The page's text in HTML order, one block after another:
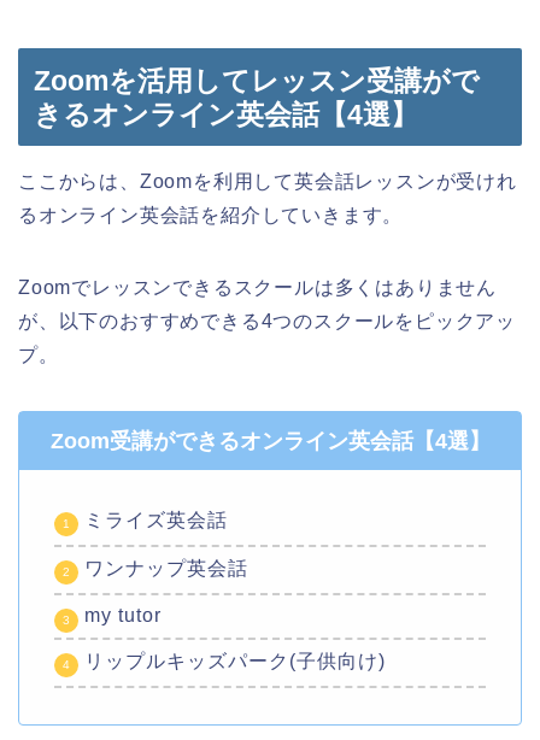
Zoomを活用してレッスン受講がで
きるオンライン英会話【4選】
ここからは、Zoomを利用して英会話レッスンが受けれ
るオンライン英会話を紹介していきます。
Zoomでレッスンできるスクールは多くはありません
が、以下のおすすめできる4つのスクールをピックアッ
プ。
Zoom受講ができるオンライン英会話【4選】
ミライズ英会話
ワンナップ英会話
my tutor
リップルキッズパーク(子供向け)